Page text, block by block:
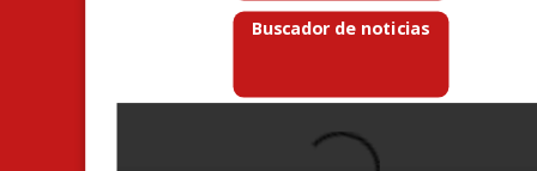
Buscador de noticias